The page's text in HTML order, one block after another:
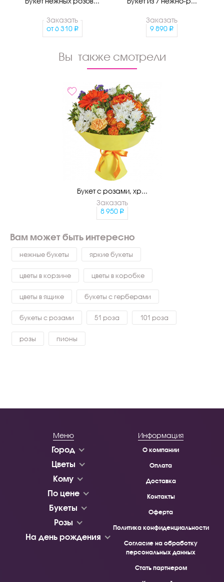
Заказать
от 6 310
Заказать
9 890
Вы также смотрели
Букет с розами, хр...
Заказать
8 950
Вам может быть интересно
нежные букеты яркие букеты
цветы в корзине цветы в коробке
цветы в ящике букеты с герберами
букеты с розами 51 роза 101 роза
розы пионы
Меню
Город
Цветы
Кому
По цене
Букеты
Розы
На день рождения
Информация
О компании
Оплата
Доставка
Контакты
Оферта
Политика конфиденциальности
Согласие на обработку
персональных данных
Стать партнером